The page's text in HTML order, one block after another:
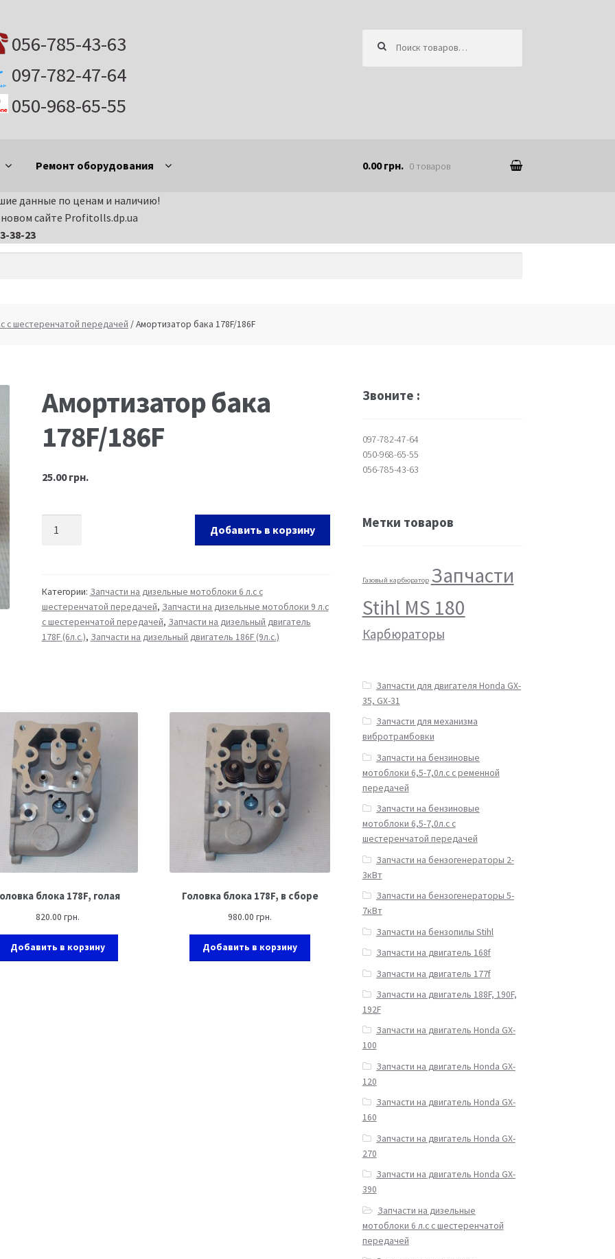
056-785-43-63
097-782-47-64
050-968-65-55
Ремонт оборудования
и электроинструмента в Днепропетровске
на бензиновые двигателиЗапчасти на виброплиты
Оформление заказа Пример страницы
0.00 грн. 0 товаров
данные по ценам и наличию!
сайте Profitolls.dp.ua
38-23
с шестеренчатой передачей / Амортизатор бака 178F/186F
Амортизатор бака
178F/186F
25.00грн.
Добавить в корзину
Категории: Запчасти на дизельные мотоблоки 6 л.с с
шестеренчатой передачей, Запчасти на дизельные мотоблоки 9 л.с
с шестеренчатой передачей, Запчасти на дизельный двигатель
178F (6л.с.), Запчасти на дизельный двигатель 186F (9л.с.)
блока 178F, голая
820.00 грн.
Добавить в корзину
Головка блока 178F, в сборе
980.00 грн.
Добавить в корзину
Звоните :
097-782-47-64
050-968-65-55
056-785-43-63
Метки товаров
Газовый карбюратор Запчасти
Stihl MS 180
Карбюраторы
Запчасти для двигателя Honda GX-
35, GX-31
Запчасти для механизма
вибротрамбовки
Запчасти на бензиновые
мотоблоки 6,5-7,0л.с с ременной
передачей
Запчасти на бензиновые
мотоблоки 6,5-7,0л.с с
шестеренчатой передачей
Запчасти на бензогенераторы 2-
3кВт
Запчасти на бензогенераторы 5-
7кВт
Запчасти на бензопилы Stihl
Запчасти на двигатель 168f
Запчасти на двигатель 177f
Запчасти на двигатель 188F, 190F,
192F
Запчасти на двигатель Honda GX-
100
Запчасти на двигатель Honda GX-
120
Запчасти на двигатель Honda GX-
160
Запчасти на двигатель Honda GX-
270
Запчасти на двигатель Honda GX-
390
Запчасти на дизельные
мотоблоки 6 л.с с шестеренчатой
передачей